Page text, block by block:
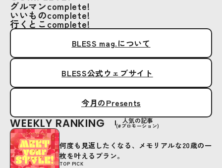
グルマンcomplete!
いいものcomplete!
行くとこcomplete!
BLESS mag.について
BLESS公式ウェブサイト
今月のPresents
WEEKLY RANKING 人気の記事
(#プロモーション)
TOP PICK
何度も見返したくなる、メモリアルな20歳の一
枚を叶えるプラン。